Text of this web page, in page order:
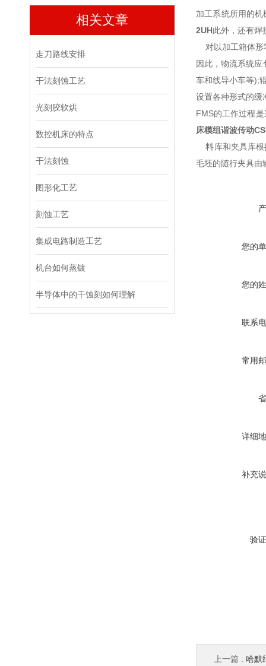
相关文章
走刀路线安排
干法刻蚀工艺
光刻胶软烘
数控机床的特点
干法刻蚀
图形化工艺
刻蚀工艺
集成电路制造工艺
机台如何蒸镀
半导体中的干蚀刻如何理解
加工系统所用的
2UH此外，还有焊
对以加工箱体形
因此，物流系统
车和线导小车等);
设置各种形式的缓
FMS的工作过程
床模组谐波传动
料库和夹具库根
毛坯的随行夹具由
您的
您的
联系
常用
详细
补充
验
上一篇 : 哈默